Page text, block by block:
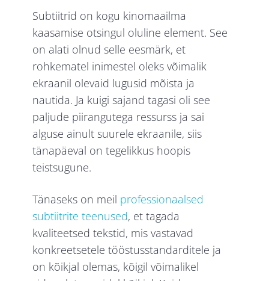
Subtiitrid on kogu kinomaailma
kaasamise otsingul oluline element. See
on alati olnud selle eesmärk, et
rohkematel inimestel oleks võimalik
ekraanil olevaid lugusid mõista ja
nautida. Ja kuigi sajand tagasi oli see
paljude piirangutega ressurss ja sai
alguse ainult suurele ekraanile, siis
tänapäeval on tegelikkus hoopis
teistsugune.
Tänaseks on meil professionaalsed
subtiitrite teenused, et tagada
kvaliteetsed tekstid, mis vastavad
konkreetsetele tööstusstandarditele ja
on kõikjal olemas, kõigil võimalikel